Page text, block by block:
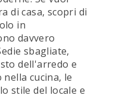
di casa, scopri di
in
davvero
sbagliate,
dell'arredo e
cucina, le
stile del locale e